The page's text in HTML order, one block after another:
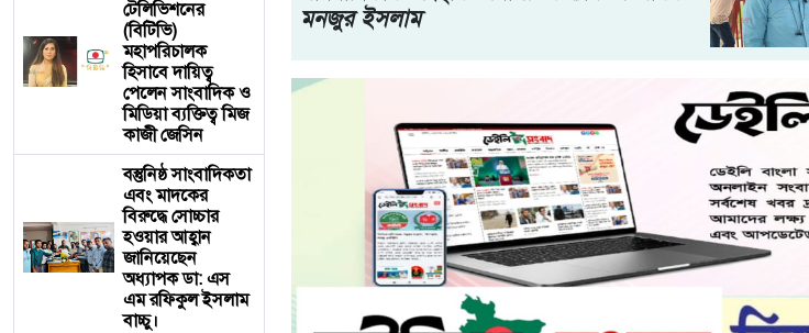
টেলিভিশনের
(বিটিভি)
মহাপরিচালক
হিসাবে দায়িত্ব
পেলেন সাংবাদিক ও
মিডিয়া ব্যক্তিত্ব মিজ
কাজী জেসিন
বস্তুনিষ্ঠ সাংবাদিকতা
এবং মাদকের
বিরুদ্ধে সোচ্চার
হওয়ার আহ্বান
জানিয়েছেন
অধ্যাপক ডা: এস
এম রফিকুল ইসলাম
বাচ্চু।
মনজুর ইসলাম